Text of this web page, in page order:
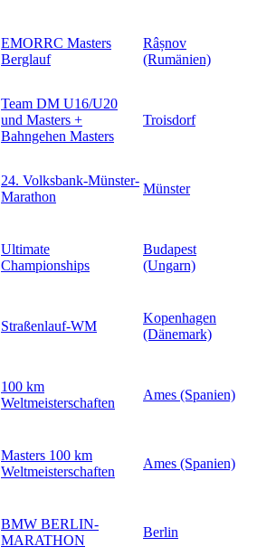
EMORRC Masters
Berglauf
Râșnov
(Rumänien)
Team DM U16/U20
und Masters +
Bahngehen Masters
Troisdorf
24. Volksbank-Münster-
Marathon
Münster
Ultimate
Championships
Budapest
(Ungarn)
Straßenlauf-WM
Kopenhagen
(Dänemark)
100 km
Weltmeisterschaften
Ames (Spanien)
Masters 100 km
Weltmeisterschaften
Ames (Spanien)
BMW BERLIN-
MARATHON
Berlin